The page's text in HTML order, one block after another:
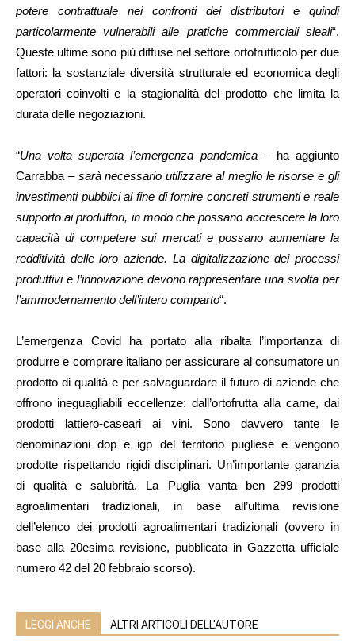
potere contrattuale nei confronti dei distributori e quindi
particolarmente vulnerabili alle pratiche commerciali sleali“.
Queste ultime sono più diffuse nel settore ortofrutticolo per due
fattori: la sostanziale diversità strutturale ed economica degli
operatori coinvolti e la stagionalità del prodotto che limita la
durata delle negoziazioni.
“Una volta superata l’emergenza pandemica– ha aggiunto
Carrabba – sarà necessario utilizzare al meglio le risorse e gli
investimenti pubblici al fine di fornire concreti strumenti e reale
supporto ai produttori, in modo che possano accrescere la loro
capacità di competere sui mercati e possano aumentare la
redditività delle loro aziende. La digitalizzazione dei processi
produttivi e l’innovazione devono rappresentare una svolta per
l’ammodernamento dell’intero comparto“.
L’emergenza Covid ha portato alla ribalta l’importanza di
produrre e comprare italiano per assicurare al consumatore un
prodotto di qualità e per salvaguardare il futuro di aziende che
offrono ineguagliabili eccellenze: dall’ortofrutta alla carne, dai
prodotti lattiero-caseari ai vini. Sono davvero tante le
denominazioni dop e igp del territorio pugliese e vengono
prodotte rispettando rigidi disciplinari. Un’importante garanzia
di qualità e salubrità. La Puglia vanta ben 299 prodotti
agroalimentari tradizionali, in base all’ultima revisione
dell’elenco dei prodotti agroalimentari tradizionali (ovvero in
base alla 20esima revisione, pubblicata in Gazzetta ufficiale
numero 42 del 20 febbraio scorso).
LEGGI ANCHE ALTRI ARTICOLI DELL'AUTORE